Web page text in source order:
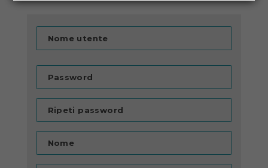
Nome utente
Password
Ripeti password
Nome